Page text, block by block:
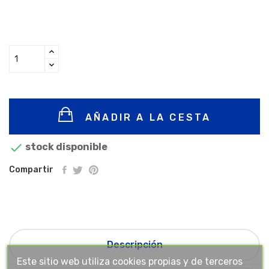
AÑADIR A LA CESTA
 stock disponible
Compartir
Descripción
Este sitio web utiliza cookies propias y de terceros